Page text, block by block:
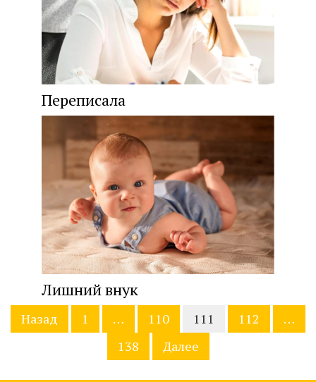
Переписала
Лишний внук
Навигация
поНазад 1 … 110 111 112
…
138
Далее